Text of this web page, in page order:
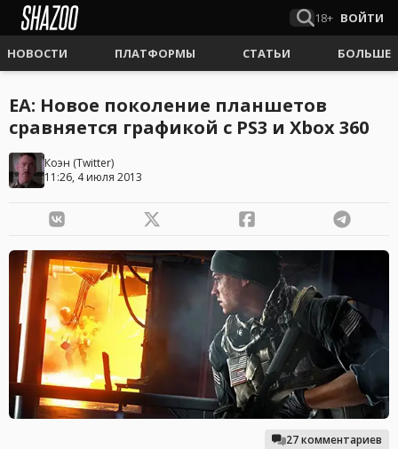
18+ ВОЙТИ
НОВОСТИ ПЛАТФОРМЫ СТАТЬИ БОЛЬШЕ
EA: Новое поколение планшетов
сравняется графикой с PS3 и Xbox 360
Коэн (Twitter)
11:26, 4 июля 2013
27 комментариев